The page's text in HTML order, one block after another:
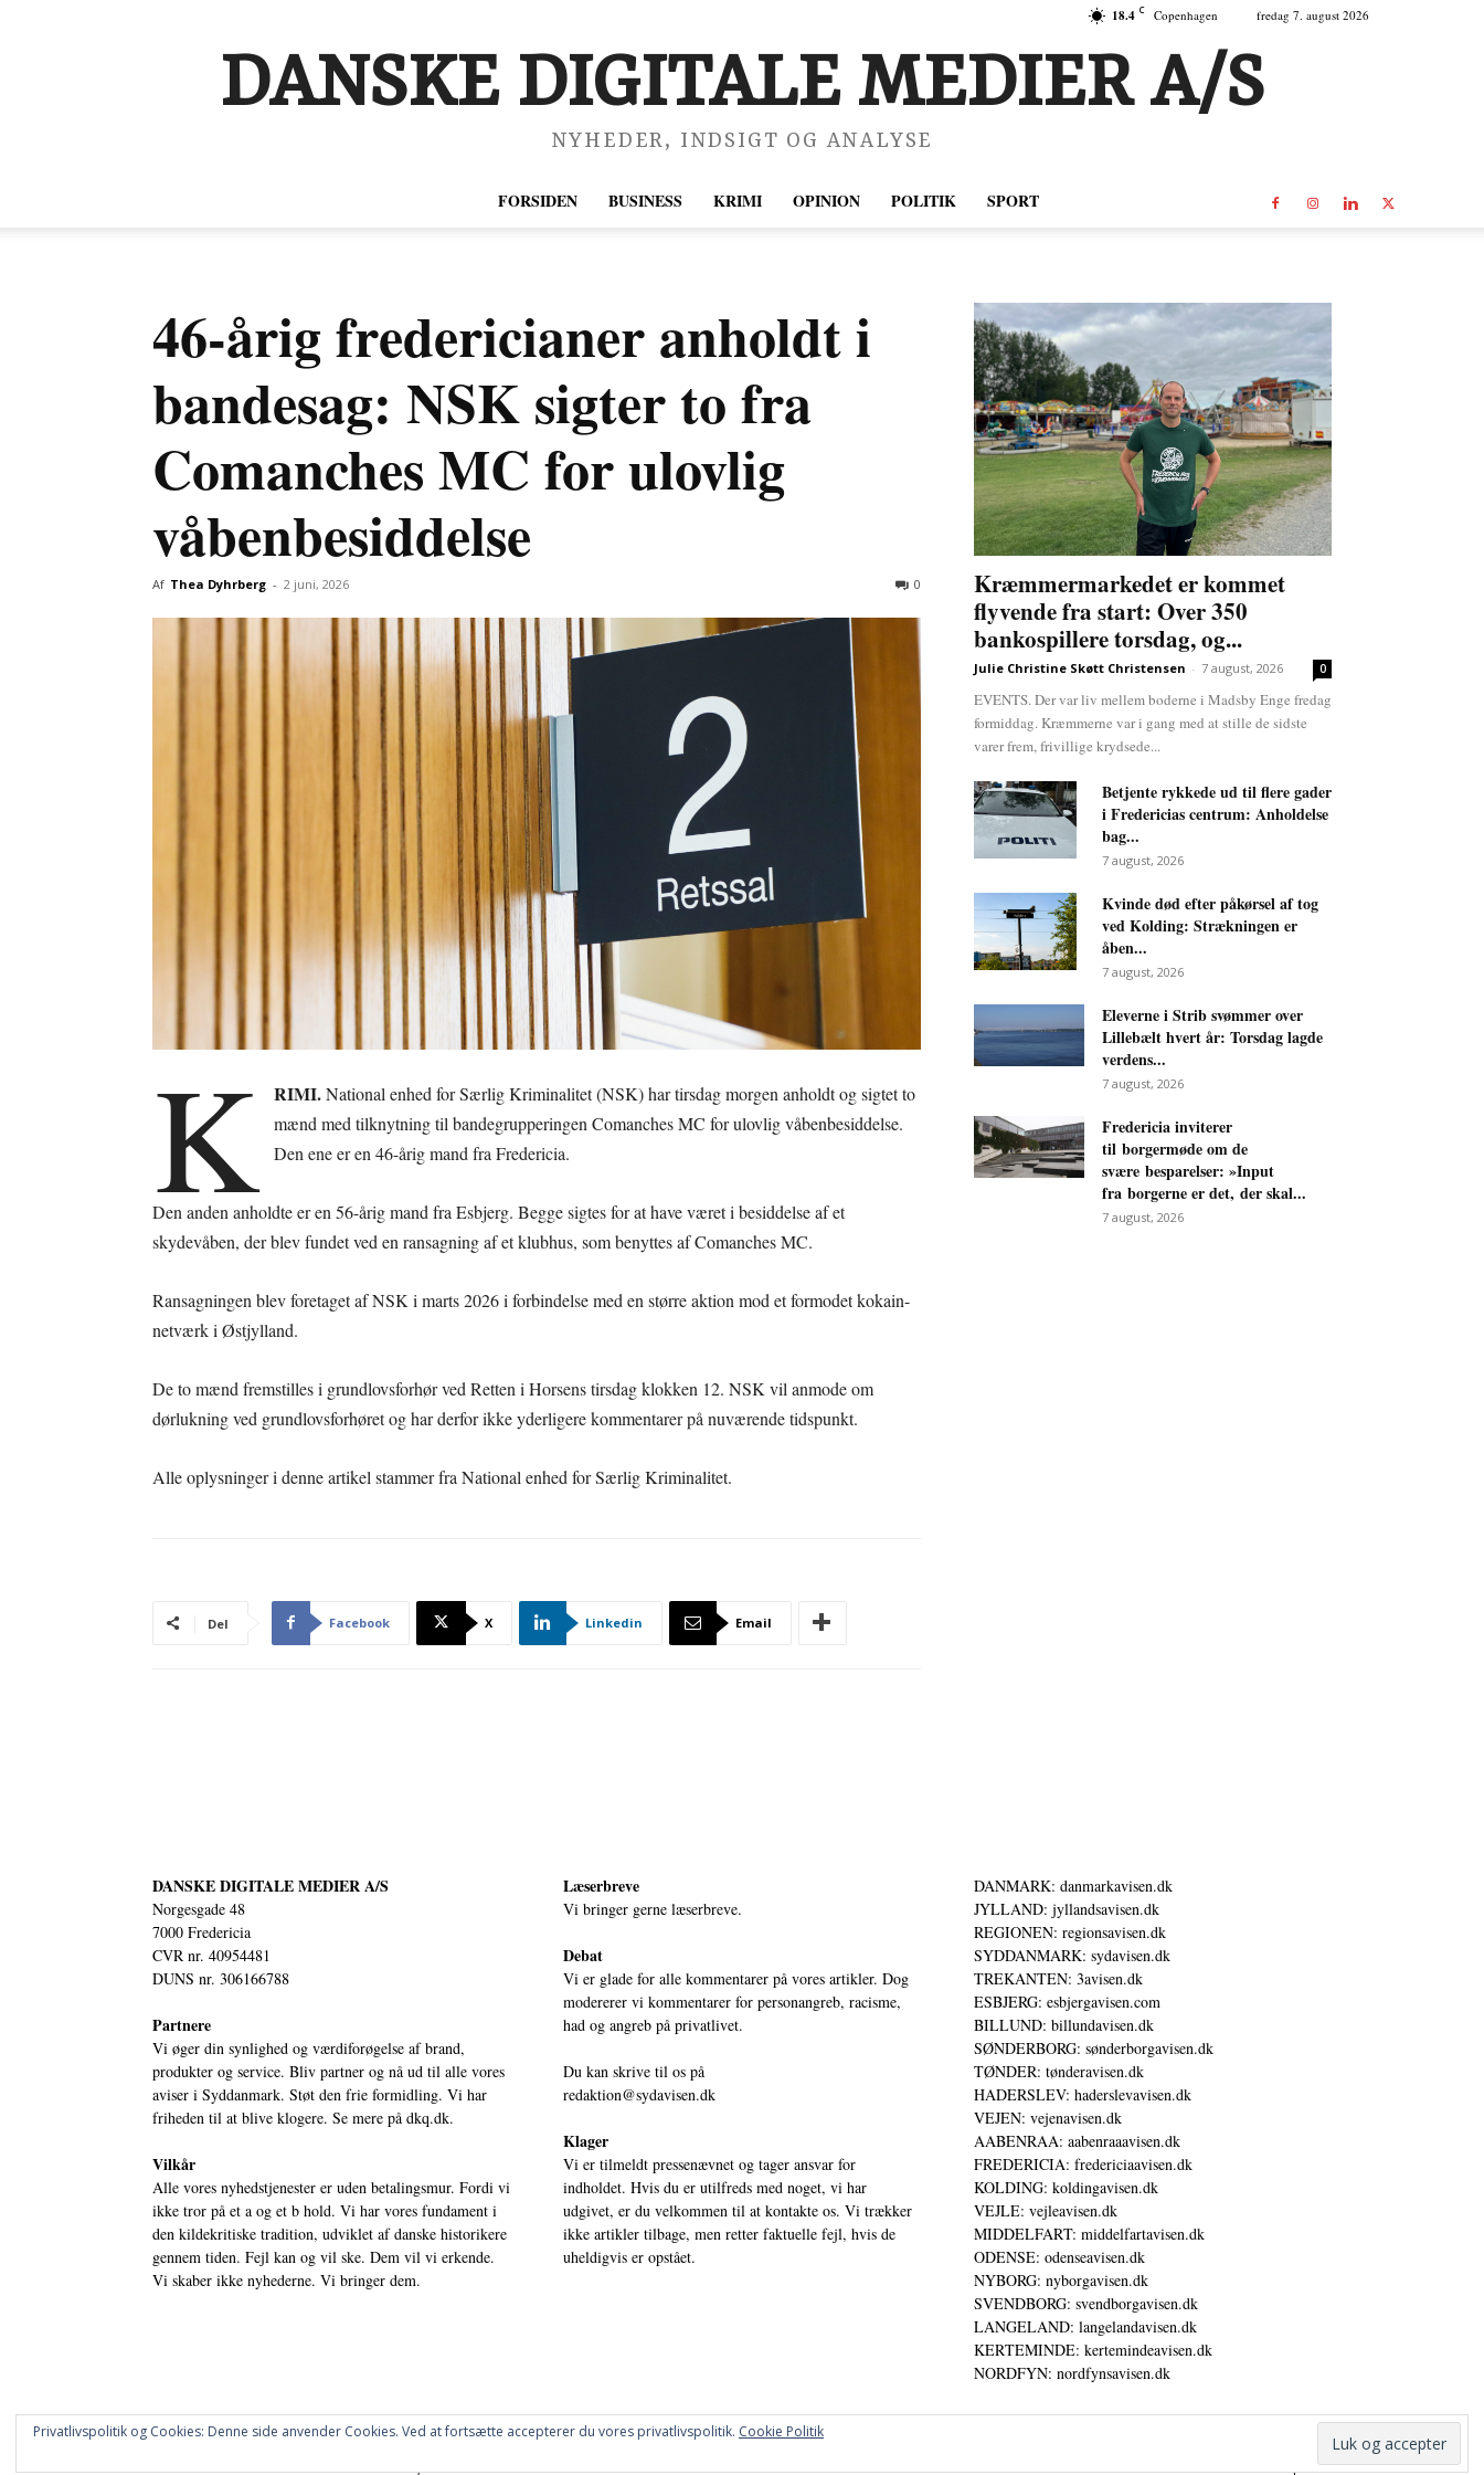
18.4 C Copenhagen fredag 7. august 2026
DANSKE DIGITALE MEDIER A/S
NYHEDER, INDSIGT OG ANALYSE
FORSIDEN BUSINESS KRIMI OPINION POLITIK SPORT
46-årig fredericianer anholdt i
bandesag: NSK sigter to fra
Comanches MC for ulovlig
våbenbesiddelse
Af Thea Dyhrberg - 2 juni, 2026 0
K RIMI.National enhed for Særlig Kriminalitet (NSK) har tirsdag morgen anholdt og sigtet to
mænd med tilknytning til bandegrupperingen Comanches MC for ulovlig våbenbesiddelse.
Den ene er en 46-årig mand fra Fredericia.
Den anden anholdte er en 56-årig mand fra Esbjerg. Begge sigtes for at have været i besiddelse af et
skydevåben, der blev fundet ved en ransagning af et klubhus, som benyttes af Comanches MC.
Ransagningen blev foretaget af NSK i marts 2026 i forbindelse med en større aktion mod et formodet kokain-
netværk i Østjylland.
De to mænd fremstilles i grundlovsforhør ved Retten i Horsens tirsdag klokken 12. NSK vil anmode om
dørlukning ved grundlovsforhøret og har derfor ikke yderligere kommentarer på nuværende tidspunkt.
Alle oplysninger i denne artikel stammer fra National enhed for Særlig Kriminalitet.
Del Facebook X Linkedin Email
Kræmmermarkedet er kommet
flyvende fra start: Over 350
bankospillere torsdag, og...
Julie Christine Skøtt Christensen - 7 august, 2026 0
EVENTS. Der var liv mellem boderne i Madsby Enge fredag
formiddag. Kræmmerne var i gang med at stille de sidste
varer frem, frivillige krydsede...
Betjente rykkede ud til flere gader
i Fredericias centrum: Anholdelse
bag...
7 august, 2026
Kvinde død efter påkørsel af tog
ved Kolding: Strækningen er
åben...
7 august, 2026
Eleverne i Strib svømmer over
Lillebælt hvert år: Torsdag lagde
verdens...
7 august, 2026
Fredericia inviterer
til borgermøde om de
svære besparelser: »Input
fra borgerne er det, der skal...
7 august, 2026
DANSKE DIGITALE MEDIER A/S
Norgesgade 48
7000 Fredericia
CVR nr. 40954481
DUNS nr. 306166788
Partnere
Vi øger din synlighed og værdiforøgelse af brand,
produkter og service. Bliv partner og nå ud til alle vores
aviser i Syddanmark. Støt den frie formidling. Vi har
friheden til at blive klogere. Se mere på dkq.dk.
Vilkår
Alle vores nyhedstjenester er uden betalingsmur. Fordi vi
ikke tror på et a og et b hold. Vi har vores fundament i
den kildekritiske tradition, udviklet af danske historikere
gennem tiden. Fejl kan og vil ske. Dem vil vi erkende.
Vi skaber ikke nyhederne. Vi bringer dem.
Læserbreve
Vi bringer gerne læserbreve.
Debat
Vi er glade for alle kommentarer på vores artikler. Dog
modererer vi kommentarer for personangreb, racisme,
had og angreb på privatlivet.
Du kan skrive til os på
redaktion@sydavisen.dk
Klager
Vi er tilmeldt pressenævnet og tager ansvar for
indholdet. Hvis du er utilfreds med noget, vi har
udgivet, er du velkommen til at kontakte os. Vi trækker
ikke artikler tilbage, men retter faktuelle fejl, hvis de
uheldigvis er opstået.
DANMARK: danmarkavisen.dk
JYLLAND: jyllandsavisen.dk
REGIONEN: regionsavisen.dk
SYDDANMARK: sydavisen.dk
TREKANTEN: 3avisen.dk
ESBJERG: esbjergavisen.com
BILLUND: billundavisen.dk
SØNDERBORG: sønderborgavisen.dk
TØNDER: tønderavisen.dk
HADERSLEV: haderslevavisen.dk
VEJEN: vejenavisen.dk
AABENRAA: aabenraaavisen.dk
FREDERICIA: fredericiaavisen.dk
KOLDING: koldingavisen.dk
VEJLE: vejleavisen.dk
MIDDELFART: middelfartavisen.dk
ODENSE: odenseavisen.dk
NYBORG: nyborgavisen.dk
SVENDBORG: svendborgavisen.dk
LANGELAND: langelandavisen.dk
KERTEMINDE: kertemindeavisen.dk
NORDFYN: nordfynsavisen.dk
Annoncer Datapolitik
© DANSKE DIGITALE MEDIER A/S - NYHEDER, ANALYSER OG PERSPEKTIVER
Privatlivspolitik og Cookies: Denne side anvender Cookies. Ved at fortsætte accepterer du vores privatlivspolitik. Cookie Politik